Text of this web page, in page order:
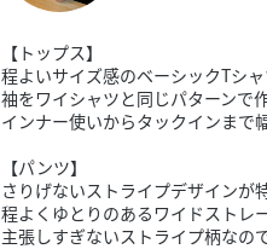
スタッフ募集
スタッフ募集
方）
【トップス】
程よいサイズ感のベーシックTシャ
袖をワイシャツと同じパターンで
インナー使いからタックインまで
【パンツ】
さりげないストライプデザインが
程よくゆとりのあるワイドストレ
主張しすぎないストライプ柄なの